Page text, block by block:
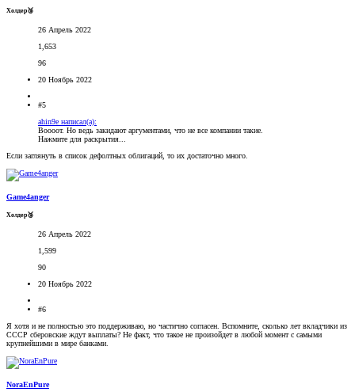
Холдер🥉
26 Апрель 2022
1,653
96
20 Ноябрь 2022
#5
ahin9e написал(а):
Воооот. Но ведь закидают аргументами, что не все компании такие.
Нажмите для раскрытия...
Если заглянуть в список дефолтных облигаций, то их достаточно много.
Game4anger
Холдер🥉
26 Апрель 2022
1,599
90
20 Ноябрь 2022
#6
Я хотя и не полностью это поддерживаю, но частично согласен. Вспомните, сколько лет вкладчики из
СССР сберовские ждут выплаты? Не факт, что такое не произойдет в любой момент с самыми
крупнейшими в мире банками.
NoraEnPure